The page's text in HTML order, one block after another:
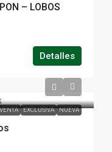
– LOBOS
Detalles
VENTA EXCLUSIVA NUEVA